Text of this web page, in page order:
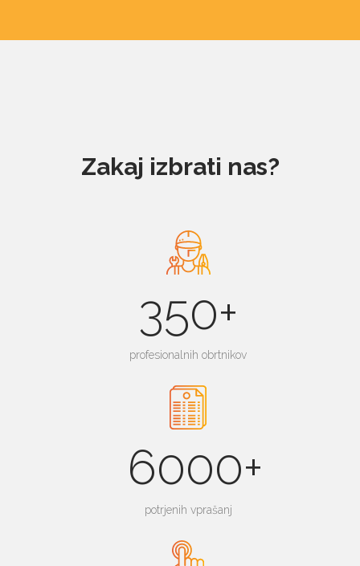
Zakaj izbrati nas?
350+
profesionalnih obrtnikov
6000+
potrjenih vprašanj